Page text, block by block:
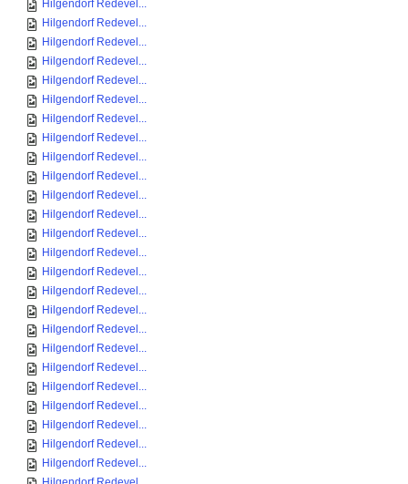
Hilgendorf Redevel...
Hilgendorf Redevel...
Hilgendorf Redevel...
Hilgendorf Redevel...
Hilgendorf Redevel...
Hilgendorf Redevel...
Hilgendorf Redevel...
Hilgendorf Redevel...
Hilgendorf Redevel...
Hilgendorf Redevel...
Hilgendorf Redevel...
Hilgendorf Redevel...
Hilgendorf Redevel...
Hilgendorf Redevel...
Hilgendorf Redevel...
Hilgendorf Redevel...
Hilgendorf Redevel...
Hilgendorf Redevel...
Hilgendorf Redevel...
Hilgendorf Redevel...
Hilgendorf Redevel...
Hilgendorf Redevel...
Hilgendorf Redevel...
Hilgendorf Redevel...
Hilgendorf Redevel...